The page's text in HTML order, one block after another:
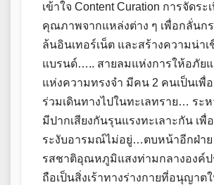
เข้าใจ Content Curation การจัดระ
คุณภาพจากแหล่งต่าง ๆ เพื่อกลั่นก
ล้นอินเทอร์เน็ต และสร้างความน่า
แบรนด์….. สายลมแห่งการให้อภัย
แห่งความทรงจำ มีคน 2 คนเป็นเพื่
ร่วมเดินทางไปในทะเลทราย… ระห
มีปากเสียงกันรุนแรงทะเลาะกัน เ
ระงับอารมณ์ไม่อยู่…ตบหน้าอีกฝ่า
รสชาติอุณหภูมิแสงท่ามกลางองค์ป
ถือเป็นสิ่งเร้าทางร่างกายที่อนุญาต